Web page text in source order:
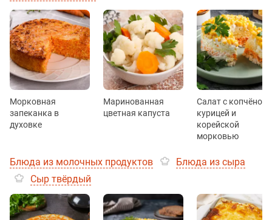
Морковная
запеканка в
духовке
Маринованная
цветная капуста
Салат с копчёной
курицей и
корейской
морковью
Блюда из молочных продуктов
Блюда из сыра
Сыр твёрдый